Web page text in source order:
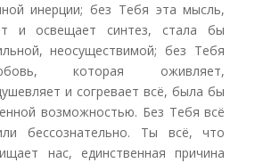
инерции; без Тебя эта мысль,
и освещает синтез, стала бы
неосуществимой; без Тебя
которая оживляет,
и согревает всё, была бы
возможностью. Без Тебя всё
бессознательно. Ты всё, что
нас, единственная причина